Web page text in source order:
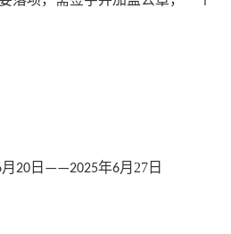
月 20 日 ——2025年6月 27 日